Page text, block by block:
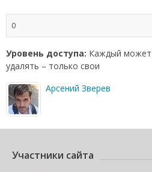
0
Уровень доступа: Каждый может
удалять – только свои
Арсений Зверев
Участники сайта